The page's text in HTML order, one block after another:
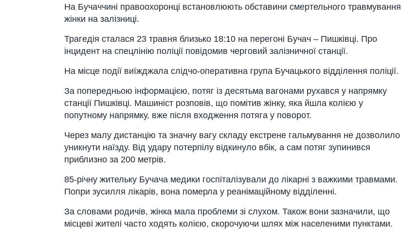
На Бучаччині правоохоронці встановлюють обставини смертельного травмування
жінки на залізниці.
Трагедія сталася 23 травня близько 18:10 на перегоні Бучач – Пишківці. Про
інцидент на спецлінію поліції повідомив черговий залізничної станції.
На місце події виїжджала слідчо-оперативна група Бучацького відділення поліції.
За попередньою інформацією, потяг із десятьма вагонами рухався у напрямку
станції Пишківці. Машиніст розповів, що помітив жінку, яка йшла колією у
попутному напрямку, вже після входження потяга у поворот.
Через малу дистанцію та значну вагу складу екстрене гальмування не дозволило
уникнути наїзду. Від удару потерпілу відкинуло вбік, а сам потяг зупинився
приблизно за 200 метрів.
85-річну жительку Бучача медики госпіталізували до лікарні з важкими травмами.
Попри зусилля лікарів, вона померла у реанімаційному відділенні.
За словами родичів, жінка мала проблеми зі слухом. Також вони зазначили, що
місцеві жителі часто ходять колією, скорочуючи шлях між населеними пунктами.